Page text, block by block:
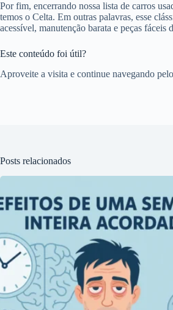
Por fim, encerrando nossa lista de carros
temos o Celta. Em outras palavras, esse
acessível, manutenção barata e peças fáceis
Este conteúdo foi útil?
Aproveite a visita e continue navegando
Posts relacionados